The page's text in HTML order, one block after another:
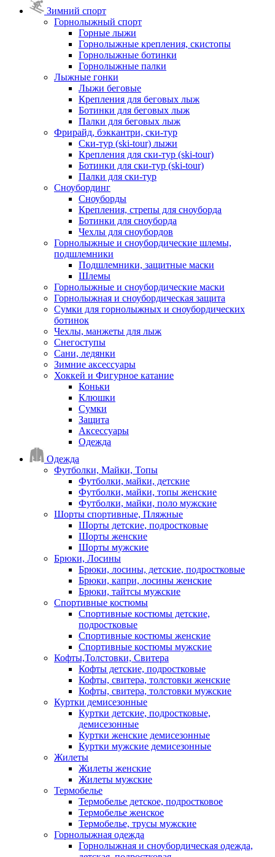
Зимний спорт
Горнолыжный спорт
Горные лыжи
Горнолыжные крепления, скистопы
Горнолыжные ботинки
Горнолыжные палки
Лыжные гонки
Лыжи беговые
Крепления для беговых лыж
Ботинки для беговых лыж
Палки для беговых лыж
Фрирайд, бэккантри, ски-тур
Ски-тур (ski-tour) лыжи
Крепления для ски-тур (ski-tour)
Ботинки для ски-тур (ski-tour)
Палки для ски-тур
Сноубординг
Сноуборды
Крепления, стрепы для сноуборда
Ботинки для сноуборда
Чехлы для сноубордов
Горнолыжные и сноубордические шлемы,
подшлемники
Подшлемники, защитные маски
Шлемы
Горнолыжные и сноубордические маски
Горнолыжная и сноубордическая защита
Сумки для горнолыжных и сноубордических
ботинок
Чехлы, манжеты для лыж
Снегоступы
Сани, ледянки
Зимние аксессуары
Хоккей и Фигурное катание
Коньки
Клюшки
Сумки
Защита
Аксессуары
Одежда
Одежда
Футболки, Майки, Топы
Футболки, майки, детские
Футболки, майки, топы женские
Футболки, майки, поло мужские
Шорты спортивные, Пляжные
Шорты детские, подростковые
Шорты женские
Шорты мужские
Брюки, Лосины
Брюки, лосины, детские, подростковые
Брюки, капри, лосины женские
Брюки, тайтсы мужские
Спортивные костюмы
Спортивные костюмы детские,
подростковые
Спортивные костюмы женские
Спортивные костюмы мужские
Кофты,Толстовки, Свитера
Кофты детские, подростковые
Кофты, свитера, толстовки женские
Кофты, свитера, толстовки мужские
Куртки демисезонные
Куртки детские, подростковые,
демисезонные
Куртки женские демисезонные
Куртки мужские демисезонные
Жилеты
Жилеты женские
Жилеты мужские
Термобелье
Термобелье детское, подростковое
Термобелье женское
Термобелье, трусы мужские
Горнолыжная одежда
Горнолыжная и сноубордическая одежда,